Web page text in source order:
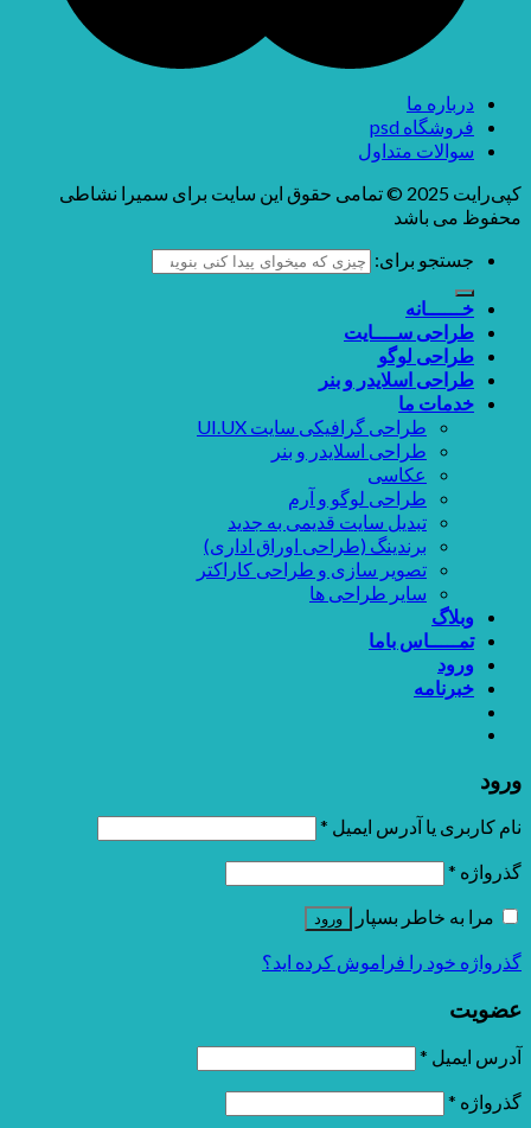
درباره ما
فروشگاه psd
سوالات متداول
کپی‌رایت 2025 © تمامی حقوق این سایت برای سمیرا نشاطی
محفوظ می باشد
جستجو برای:
خــــــانه
طراحی ســــایت
طراحی لوگو
طراحی اسلایدر و بنر
خدمات ما
طراحی گرافیکی سایت UI.UX
طراحی اسلایدر و بنر
عکاسی
طراحی لوگو و آرم
تبدیل سایت قدیمی به جدید
برندینگ (طراحی اوراق اداری)
تصویر سازی و طراحی کاراکتر
سایر طراحی ها
وبلاگ
تمـــــاس باما
ورود
خبرنامه
ورود
نام کاربری یا آدرس ایمیل *
گذرواژه *
مرا به خاطر بسپار
ورود
گذرواژه خود را فراموش کرده اید؟
عضویت
آدرس ایمیل *
گذرواژه *